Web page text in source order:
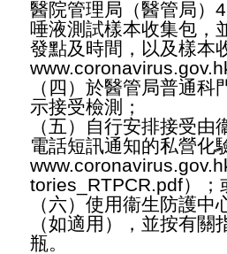
醫院管理局（醫管局）
唾液測試樣本收集包，
發點及時間，以及樣本
（四）於醫管局普通
示接受檢測；
（五）自行安排接受
電話短訊通知的私營化
tories_RTPCR.pdf）；
（六）使用衞生防護
（如適用），並按有
瓶。